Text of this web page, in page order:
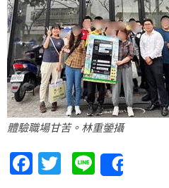
體驗職場甘苦。林重鎣攝
Facebook
Twitter
Line